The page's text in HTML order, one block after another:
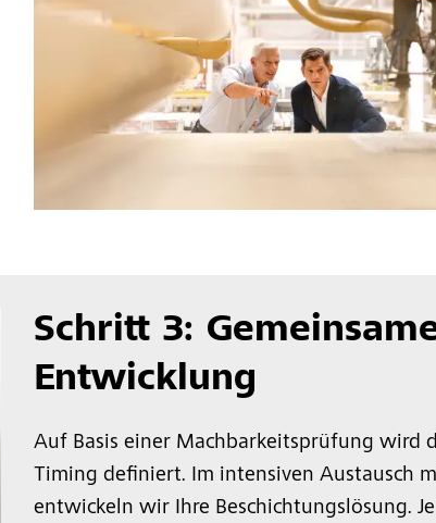
Schritt 3:
Entwicklung
Auf Basis einer Machbarkeitsprüfung wird
Timing definiert. Im intensiven Austausch
entwickeln wir Ihre Beschichtungslösung.